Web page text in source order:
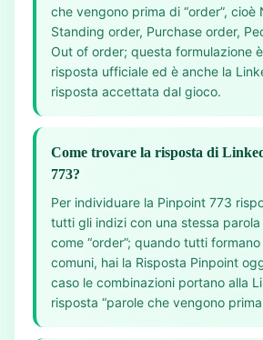
che vengono prima di “order”, cioè
Standing order, Purchase order,
Out of order; questa formulazione
risposta ufficiale ed è anche la
risposta accettata dal gioco.
Come trovare la risposta di
773?
Per individuare la Pinpoint 773
tutti gli indizi con una stessa
come “order”; quando tutti
comuni, hai la Risposta Pinpoint
caso le combinazioni portano alla
risposta “parole che vengono